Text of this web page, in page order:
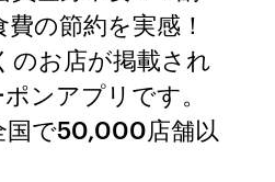
の節約を実感！
のお店が掲載され
ンアプリです。
国で50,000店舗以